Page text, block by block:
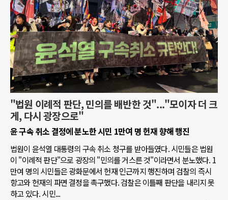
"법원 이례적 판단, 민의를 배반한 것"..."모이자 더 크
게, 다시 광장으로"
윤 구속 취소 결정에 분노한 시민 1만여 명 헌재 향해 행진
법원이 윤석열 대통령의 구속 취소 청구를 받아들였다. 시민들은 법원
이 "이례적 판단"으로 광장의 "민의를 거스른 것"이라면서 분노했다. 1
만여 명의 시민들은 광화문에서 헌재 인근까지 행진하며 검찰의 즉시
항고와 헌재의 파면 결정을 촉구했다. 검찰은 이틀째 판단을 내리지 못
하고 있다. 시민...